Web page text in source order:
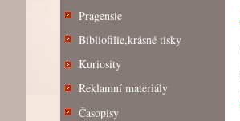
Pragensie
Bibliofilie,krásné tisky
Kuriosity
Reklamní materiály
Časopisy